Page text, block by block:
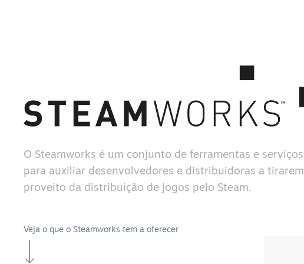
O Steamworks é um conjunto de ferramentas e serviços
para auxiliar desenvolvedores e distribuidoras a tirarem
proveito da distribuição de jogos pelo Steam.
Veja o que o Steamworks tem a oferecer